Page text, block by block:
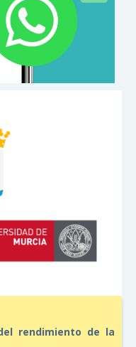
rendimiento de la